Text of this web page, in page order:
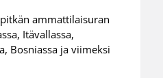
ammattilaisuran
Itävallassa,
Bosniassa ja viimeksi